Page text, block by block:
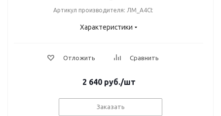
Артикул производителя: ЛМ_А4Ct
Характеристики
Отложить Сравнить
2 640руб./шт
Заказать